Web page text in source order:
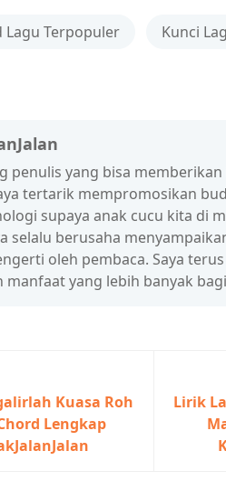
Lagu Terpopuler Kunci
penulis yang bisa
tertarik mempromosikan
supaya anak cucu kita di
selalu berusaha
oleh pembaca. Saya
manfaat yang lebih banyak
Kuasa Roh
Lengkap
Lirik